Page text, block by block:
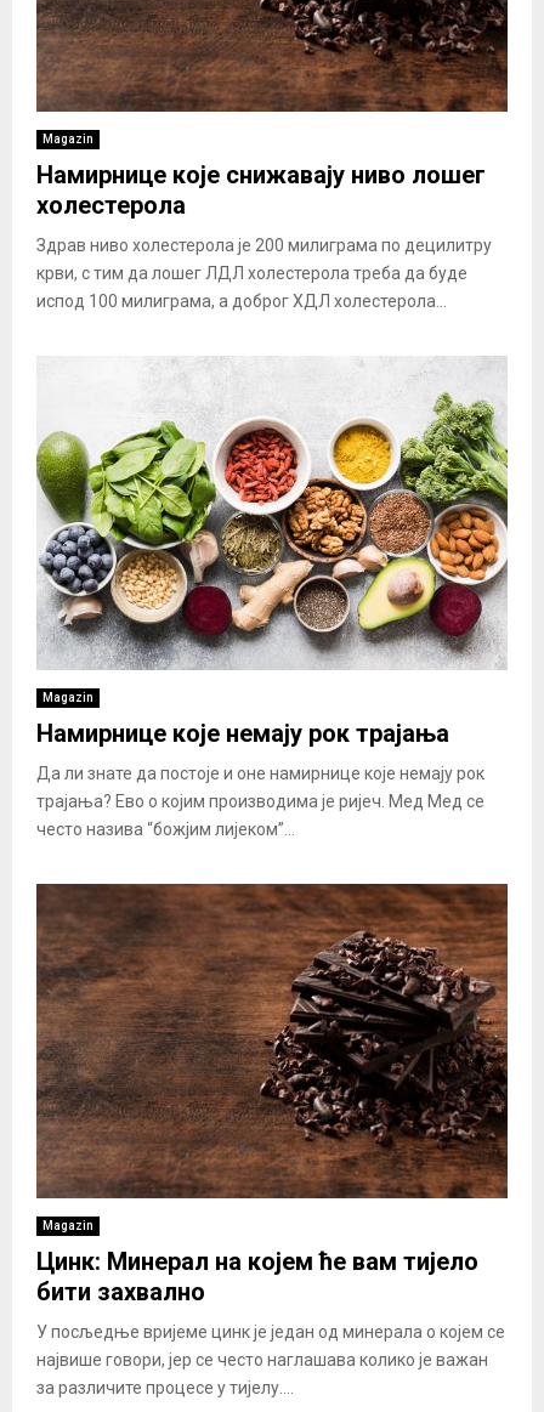
Magazin
Намирнице које снижавају ниво лошег
холестерола
Здрав ниво холестерола је 200 милиграма по децилитру
крви, с тим да лошег ЛДЛ холестерола треба да буде
испод 100 милиграма, а доброг ХДЛ холестерола...
Magazin
Намирнице које немају рок трајања
Да ли знате да постоје и оне намирнице које немају рок
трајања? Ево о којим производима је ријеч. Мед Мед се
често назива “божјим лијеком”...
Magazin
Цинк: Минерал на којем ће вам тијело
бити захвално
У посљедње вријеме цинк је један од минерала о којем се
највише говори, јер се често наглашава колико је важан
за различите процесе у тијелу....